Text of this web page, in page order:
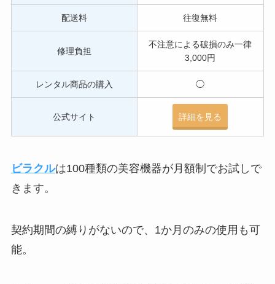
配送料 往復無料
修理負担
不注意による破損のみ一律
3,000円
レンタル商品の購入 ◯
公式サイト 詳細を見る
ビラクルは100種類の美容機器が月額制でお試しで
きます。
契約期間の縛りがないので、1か月のみの使用も可
能。